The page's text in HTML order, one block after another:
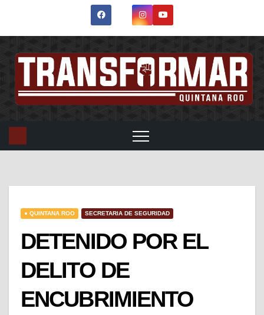
● QUINTANA ROO SECRETARIA DE SEGURIDAD
DETENIDO POR EL
DELITO DE
ENCUBRIMIENTO